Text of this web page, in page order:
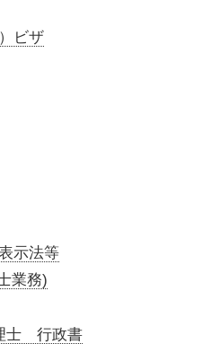
ビザ
示法等
業務)
士 行政書